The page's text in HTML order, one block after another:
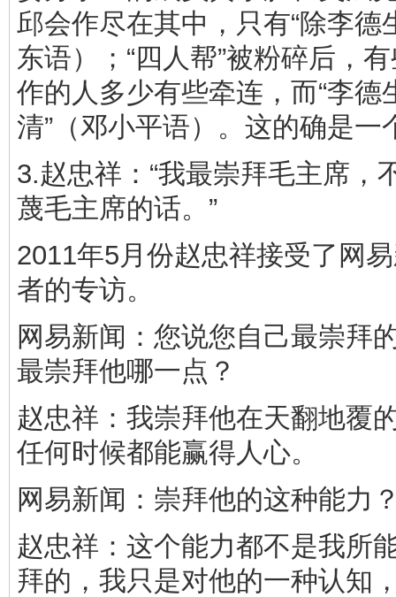
邱会作尽在其中，只有“除李德
东语）；“四人帮”被粉碎后，
作的人多少有些牵连，而“李德
清”（邓小平语）。这的确是一
3.赵忠祥：“我最崇拜毛主席，
蔑毛主席的话。”
2011年5月份赵忠祥接受了网
者的专访。
网易新闻：您说您自己最崇拜
最崇拜他哪一点？
赵忠祥：我崇拜他在天翻地覆
任何时候都能赢得人心。
网易新闻：崇拜他的这种能力
赵忠祥：这个能力都不是我所
拜的，我只是对他的一种认知